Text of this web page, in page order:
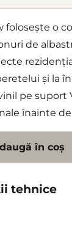
folosește o
de
și la
pe suport
înainte
în coș
tehnice